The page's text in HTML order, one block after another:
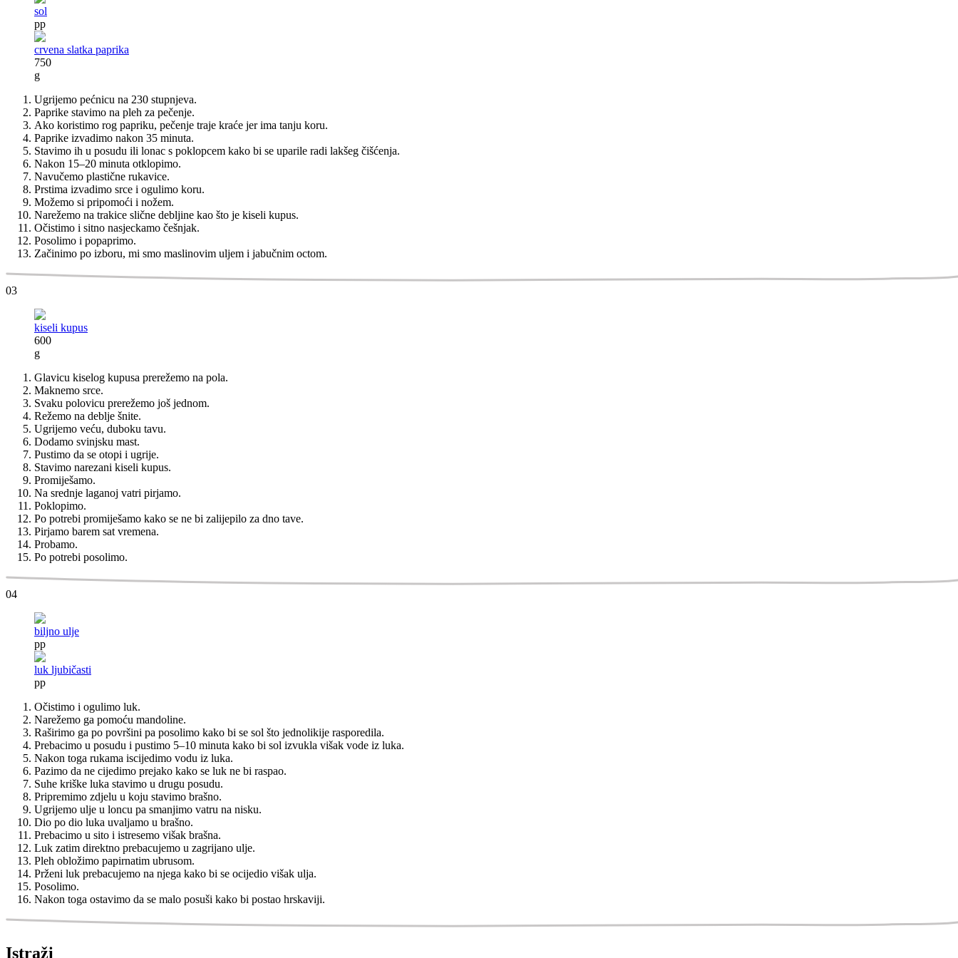
sol
pp
crvena slatka paprika
750
g
Ugrijemo pećnicu na 230 stupnjeva.
Paprike stavimo na pleh za pečenje.
Ako koristimo rog papriku, pečenje traje kraće jer ima tanju koru.
Paprikе izvadimo nakon 35 minuta.
Stavimo ih u posudu ili lonac s poklopcem kako bi se uparile radi lakšeg čišćenja.
Nakon 15–20 minuta otklopimo.
Navučemo plastične rukavice.
Prstima izvadimo srce i ogulimo koru.
Možemo si pripomoći i nožem.
Narežemo na trakice slične debljine kao što je kiseli kupus.
Očistimo i sitno nasjeckamo češnjak.
Posolimo i popaprimo.
Začinimo po izboru, mi smo maslinovim uljem i jabučnim octom.
03
kiseli kupus
600
g
Glavicu kiselog kupusa prerežemo na pola.
Maknemo srce.
Svaku polovicu prerežemo još jednom.
Režemo na deblje šnite.
Ugrijemo veću, duboku tavu.
Dodamo svinjsku mast.
Pustimo da se otopi i ugrije.
Stavimo narezani kiseli kupus.
Promiješamo.
Na srednje laganoj vatri pirjamo.
Poklopimo.
Po potrebi promiješamo kako se ne bi zalijepilo za dno tave.
Pirjamo barem sat vremena.
Probamo.
Po potrebi posolimo.
04
biljno ulje
pp
luk ljubičasti
pp
Očistimo i ogulimo luk.
Narežemo ga pomoću mandoline.
Raširimo ga po površini pa posolimo kako bi se sol što jednolikije rasporedila.
Prebacimo u posudu i pustimo 5–10 minuta kako bi sol izvukla višak vode iz luka.
Nakon toga rukama iscijedimo vodu iz luka.
Pazimo da ne cijedimo prejako kako se luk ne bi raspao.
Suhe kriške luka stavimo u drugu posudu.
Pripremimo zdjelu u koju stavimo brašno.
Ugrijemo ulje u loncu pa smanjimo vatru na nisku.
Dio po dio luka uvaljamo u brašno.
Prebacimo u sito i istresemo višak brašna.
Luk zatim direktno prebacujemo u zagrijano ulje.
Pleh obložimo papirnatim ubrusom.
Prženi luk prebacujemo na njega kako bi se ocijedio višak ulja.
Posolimo.
Nakon toga ostavimo da se malo posuši kako bi postao hrskaviji.
Istraži